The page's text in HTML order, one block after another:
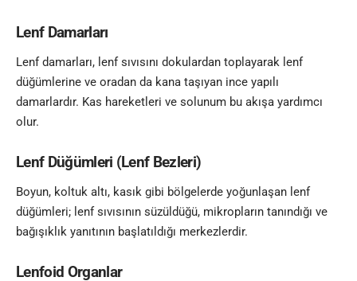
Lenf Damarları
Lenf damarları, lenf sıvısını dokulardan toplayarak lenf
düğümlerine ve oradan da kana taşıyan ince yapılı
damarlardır. Kas hareketleri ve solunum bu akışa yardımcı
olur.
Lenf Düğümleri (Lenf Bezleri)
Boyun, koltuk altı, kasık gibi bölgelerde yoğunlaşan lenf
düğümleri; lenf sıvısının süzüldüğü, mikropların tanındığı ve
bağışıklık yanıtının başlatıldığı merkezlerdir.
Lenfoid Organlar